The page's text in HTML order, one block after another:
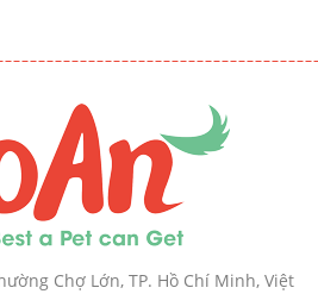
Chợ Lớn, TP. Hồ Chí Minh, Việt